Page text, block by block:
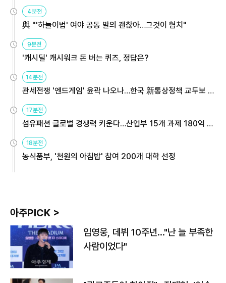
4분전
與 "'하늘이법' 여야 공동 발의 괜찮아…그것이 협치"
9분전
'캐시딜' 캐시워크 돈 버는 퀴즈, 정답은?
14분전
관세전쟁 '엔드게임' 윤곽 나오나…한국 新통상정책 교두보 활
17분전
섬유패션 글로벌 경쟁력 키운다…산업부 15개 과제 180억 지
18분전
농식품부, '천원의 아침밥' 참여 200개 대학 선정
아주PICK >
임영웅, 데뷔 10주년…"난 늘 부족한
사람이었다"